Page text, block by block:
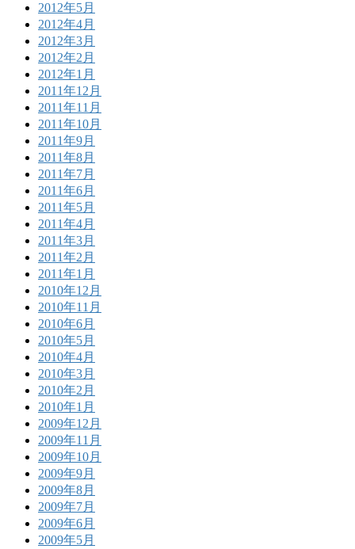
2012年5月
2012年4月
2012年3月
2012年2月
2012年1月
2011年12月
2011年11月
2011年10月
2011年9月
2011年8月
2011年7月
2011年6月
2011年5月
2011年4月
2011年3月
2011年2月
2011年1月
2010年12月
2010年11月
2010年6月
2010年5月
2010年4月
2010年3月
2010年2月
2010年1月
2009年12月
2009年11月
2009年10月
2009年9月
2009年8月
2009年7月
2009年6月
2009年5月